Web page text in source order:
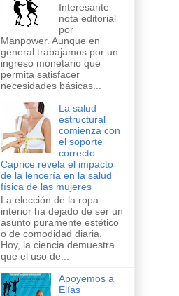
Interesante
nota editorial
por
Manpower. Aunque en
general trabajamos por un
ingreso monetario que
permita satisfacer
necesidades básicas...
La salud
estructural
comienza con
el soporte
correcto:
Caprice revela el impacto
de la lencería en la salud
física de las mujeres
La elección de la ropa
interior ha dejado de ser un
asunto puramente estético
o de comodidad diaria.
Hoy, la ciencia demuestra
que el uso de...
Apoyemos a
Elías